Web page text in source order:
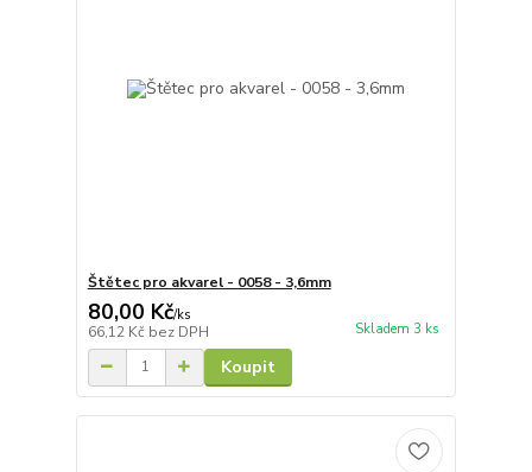
Štětec pro akvarel - 0058 - 3,6mm
80,00 Kč/ks
66,12 Kč bez DPH Skladem 3 ks
Koupit